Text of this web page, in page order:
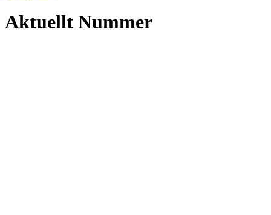
Aktuellt Nummer